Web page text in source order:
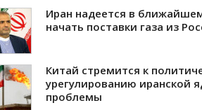
Иран надеется в
начать поставки газа из
Китай стремится к
урегулированию иранской
проблемы